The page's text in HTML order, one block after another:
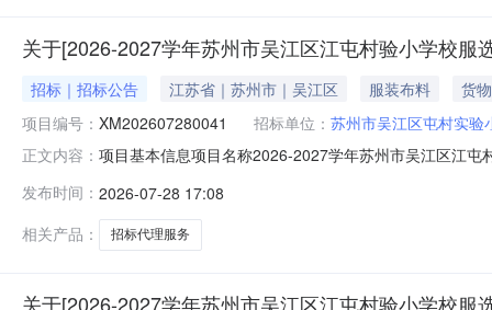
关于[2026-2027学年苏州市吴江区江屯村验小学校
招标｜招标公告 江苏省｜苏州市｜吴江区 服装布料
货物
项目编号： XM202607280041 招标单位： 苏州市吴江区屯村实验
正文内容： 项目基本信息项目名称2026-2027学年苏州市吴江区江
江区屯村实验小学统一社会信用代码
发布时间： 2026-07-28 17:08
相关产品：
招标代理服务
关于[2026-2027学年苏州市吴江区江屯村验小学校